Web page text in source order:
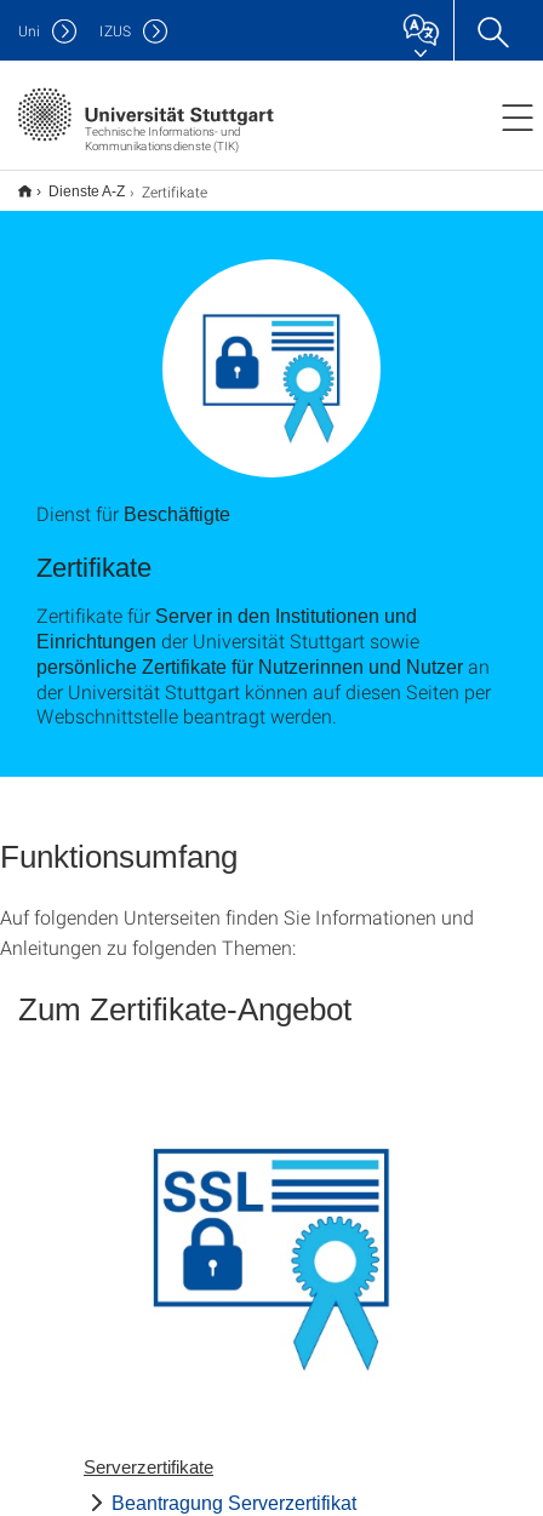
Technische Informations- und
Kommunikationsdienste (TIK)
Uni IZUS
Dienste A-Z Zertifikate
Dienst für Beschäftigte
Zertifikate
Zertifikate für Server in den Institutionen und
Einrichtungen der Universität Stuttgart sowie
persönliche Zertifikate für Nutzerinnen und Nutzer an
der Universität Stuttgart können auf diesen Seiten per
Webschnittstelle beantragt werden.
Funktionsumfang
Auf folgenden Unterseiten finden Sie Informationen und
Anleitungen zu folgenden Themen:
Zum Zertifikate-Angebot
Serverzertifikate
Beantragung Serverzertifikat